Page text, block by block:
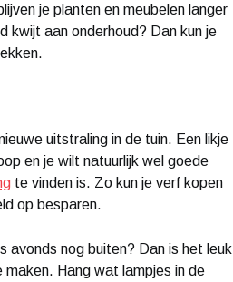
je planten en meubelen langer
kwijt aan onderhoud? Dan kun je
uitstraling in de tuin. Een likje
en je wilt natuurlijk wel goede
te vinden is. Zo kun je verf kopen
op besparen.
avonds nog buiten? Dan is het leuk
Hang wat lampjes in de